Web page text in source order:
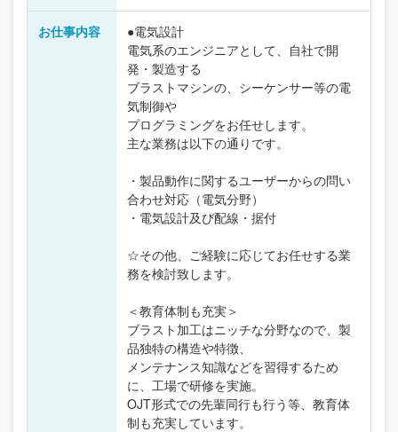
お仕事内容
●電気設計
電気系のエンジニアとして、自社で開
発・製造する
ブラストマシンの、シーケンサー等の電
気制御や
プログラミングをお任せします。
主な業務は以下の通りです。
・製品動作に関するユーザーからの問い
合わせ対応（電気分野）
・電気設計及び配線・据付
☆その他、ご経験に応じてお任せする業
務を検討致します。
＜教育体制も充実＞
ブラスト加工はニッチな分野なので、製
品独特の構造や特徴、
メンテナンス知識などを習得するため
に、工場で研修を実施。
OJT形式での先輩同行も行う等、教育体
制も充実しています。